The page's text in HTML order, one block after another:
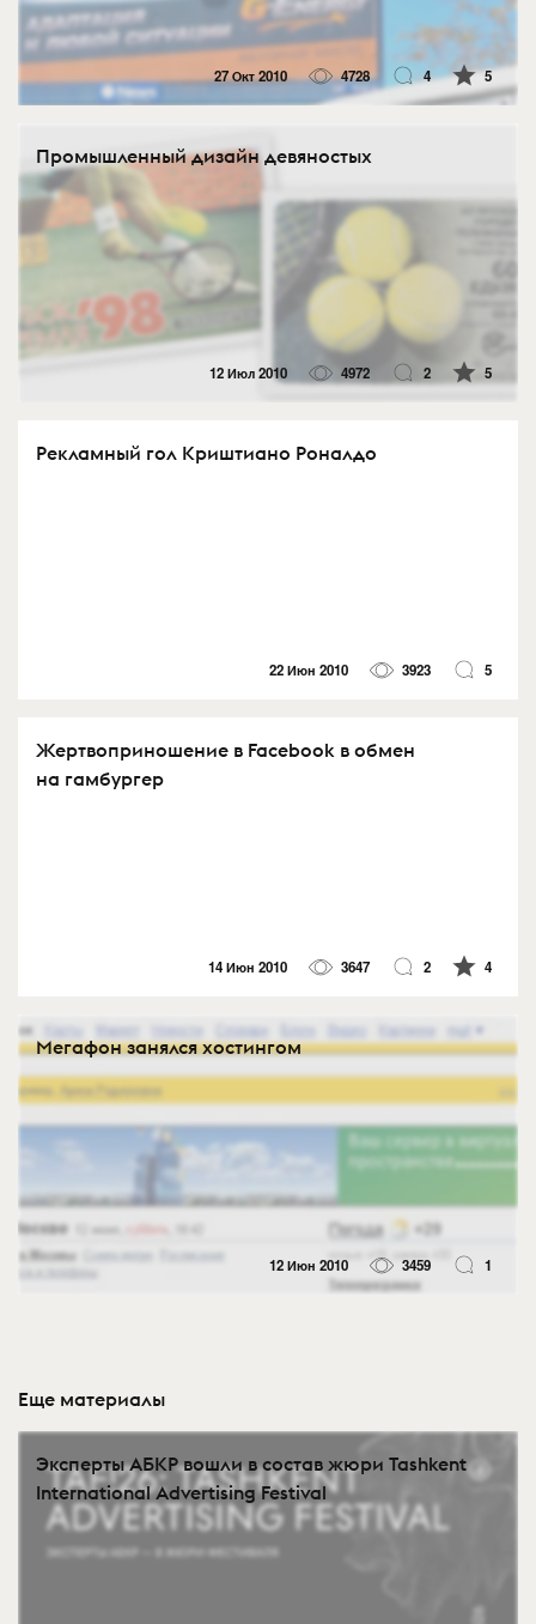
27 Окт 2010 4728 4 5
Промышленный дизайн девяностых
12 Июл 2010 4972 2 5
Рекламный гол Криштиано Роналдо
22 Июн 2010 3923 5
Жертвоприношение в Facebook в обмен
на гамбургер
14 Июн 2010 3647 2 4
Мегафон занялся хостингом
12 Июн 2010 3459 1
Еще материалы
Эксперты АБКР вошли в состав жюри Tashkent
International Advertising Festival